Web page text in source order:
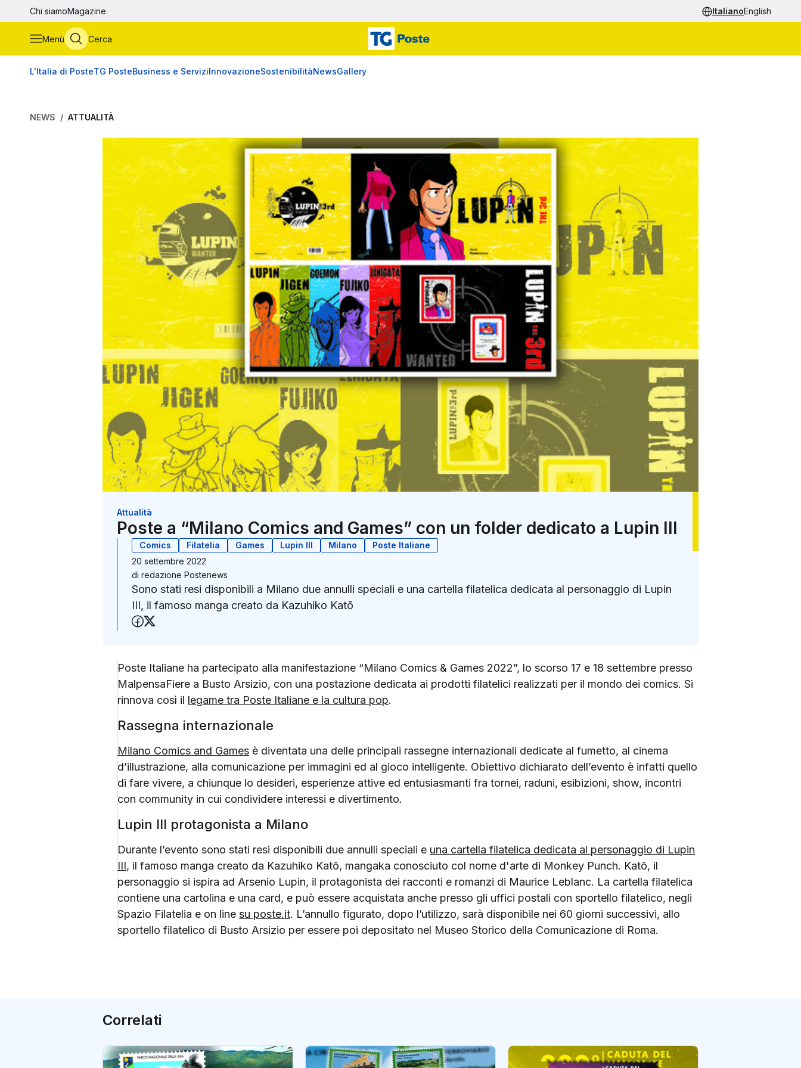
Vai al contenuto principale
Chi siamoMagazine ItalianoEnglish
Menù Cerca
L'Italia di PosteTG PosteBusiness e ServiziInnovazioneSostenibilitàNewsGallery
NEWS ATTUALITÀ
Attualità
Poste a “Milano Comics and Games” con un folder dedicato a Lupin III
Comics Filatelia Games Lupin III Milano
Poste Italiane
20 settembre 2022
di redazione Postenews
Sono stati resi disponibili a Milano due annulli speciali e una cartella filatelica dedicata al personaggio di Lupin
III, il famoso manga creato da Kazuhiko Katō
Condividi su Facebook
Poste Italiane ha partecipato alla manifestazione “Milano Comics & Games 2022”, lo scorso 17 e 18 settembre presso
MalpensaFiere a Busto Arsizio, con una postazione dedicata ai prodotti filatelici realizzati per il mondo dei comics. Si
rinnova così il legame tra Poste Italiane e la cultura pop.
Rassegna internazionale
Milano Comics and Games è diventata una delle principali rassegne internazionali dedicate al fumetto, al cinema
d’illustrazione, alla comunicazione per immagini ed al gioco intelligente. Obiettivo dichiarato dell’evento è infatti quello
di fare vivere, a chiunque lo desideri, esperienze attive ed entusiasmanti fra tornei, raduni, esibizioni, show, incontri
con community in cui condividere interessi e divertimento.
Lupin III protagonista a Milano
Durante l’evento sono stati resi disponibili due annulli speciali e una cartella filatelica dedicata al personaggio di Lupin
III, il famoso manga creato da Kazuhiko Katō, mangaka conosciuto col nome d'arte di Monkey Punch. Katō, il
personaggio si ispira ad Arsenio Lupin, il protagonista dei racconti e romanzi di Maurice Leblanc. La cartella filatelica
contiene una cartolina e una card, e può essere acquistata anche presso gli uffici postali con sportello filatelico, negli
Spazio Filatelia e on line su poste.it. L’annullo figurato, dopo l’utilizzo, sarà disponibile nei 60 giorni successivi, allo
sportello filatelico di Busto Arsizio per essere poi depositato nel Museo Storico della Comunicazione di Roma.
Correlati